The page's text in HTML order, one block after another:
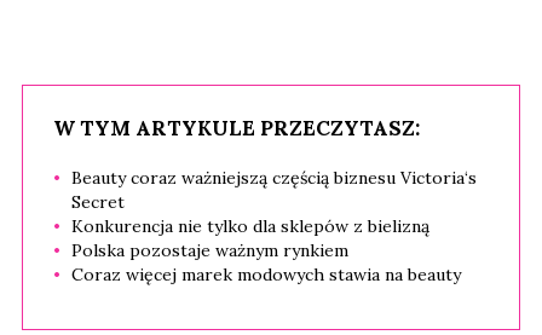
W TYM ARTYKULE PRZECZYTASZ:
Beauty coraz ważniejszą częścią biznesu Victoria‘s
Secret
Konkurencja nie tylko dla sklepów z bielizną
Polska pozostaje ważnym rynkiem
Coraz więcej marek modowych stawia na beauty